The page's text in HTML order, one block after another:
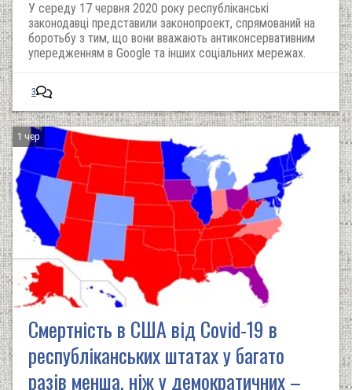
У середу 17 червня 2020 року республіканські
законодавці представили законопроект, спрямований на
боротьбу з тим, що вони вважають антиконсервативним
упередженням в Google та інших соціальних мережах.
3
1 чер
Смертність в США від Covid-19 в
республіканських штатах у багато
разів менша, ніж у демократичних –